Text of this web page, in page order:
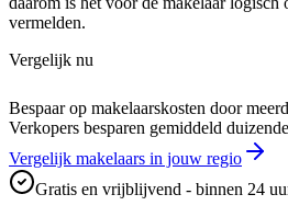
vermelden.
Vergelijk nu
Bespaar op makelaarskosten door
Verkopers besparen gemiddeld
Vergelijk makelaars in jouw regio
Gratis en vrijblijvend - binnen 24